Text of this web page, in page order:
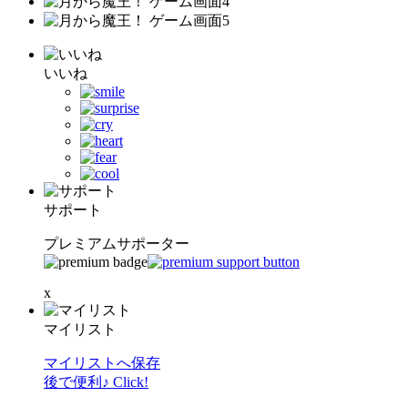
いいね
サポート
プレミアムサポーター
x
マイリスト
マイリストへ保存
後で便利♪ Click!